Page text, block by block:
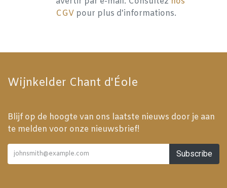
CGV pour plus d'informations.
Wijnkelder Chant d'Éole
Blijf op de hoogte van ons laatste nieuws door je aan
te melden voor onze nieuwsbrief!
Subscribe